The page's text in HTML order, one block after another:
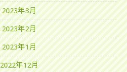
2023年3月
2023年2月
2023年1月
2022年12月